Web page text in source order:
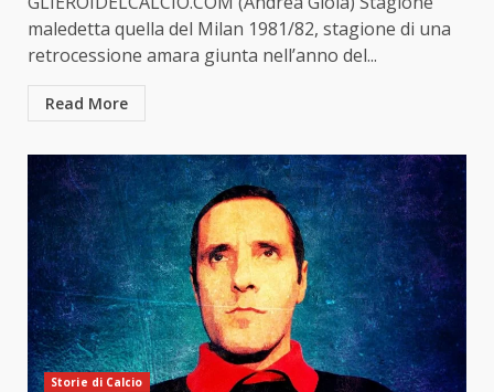
maledetta quella del Milan 1981/82, stagione di una
retrocessione amara giunta nell’anno del...
Read More
Storie di Calcio